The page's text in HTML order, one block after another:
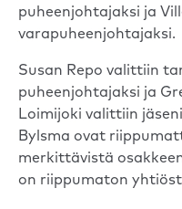
puheenjohtajaksi ja
varapuheenjohtajaksi.
Susan Repo valittiin
puheenjohtajaksi ja
Loimijoki valittiin
Bylsma ovat
merkittävistä
on riippumaton